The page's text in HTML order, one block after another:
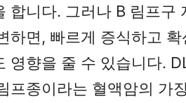
합니다. 그러나 B 림프구
하면, 빠르게 증식하고
영향을 줄 수 있습니다.
프종이라는 혈액암의 가